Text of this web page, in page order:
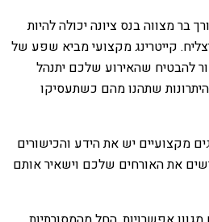
בר מצווה בנס ציונה יכולה להיות
קייטרינג מקצועי מביא שפע של
להבטיח שהאירוע שלכם יתנהל
שתהנו מהם כשתעסיקו
מקצועיים יש את הידע והכישורים
את האורחים שלכם וישאיר אותם